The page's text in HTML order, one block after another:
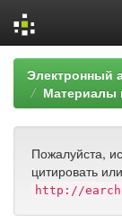
Skip
navigation
Электронный
Материалы
Пожалуйста,
цитировать
http://